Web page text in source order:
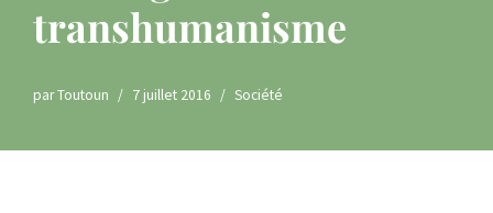
transhumanisme
parToutoun 7 juillet 2016 Société